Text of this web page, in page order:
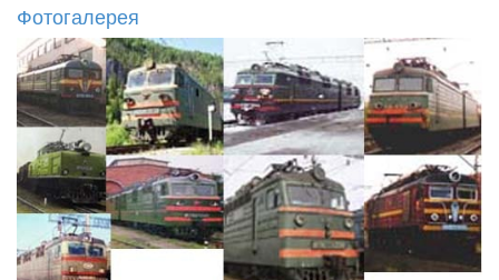
Фотогалерея